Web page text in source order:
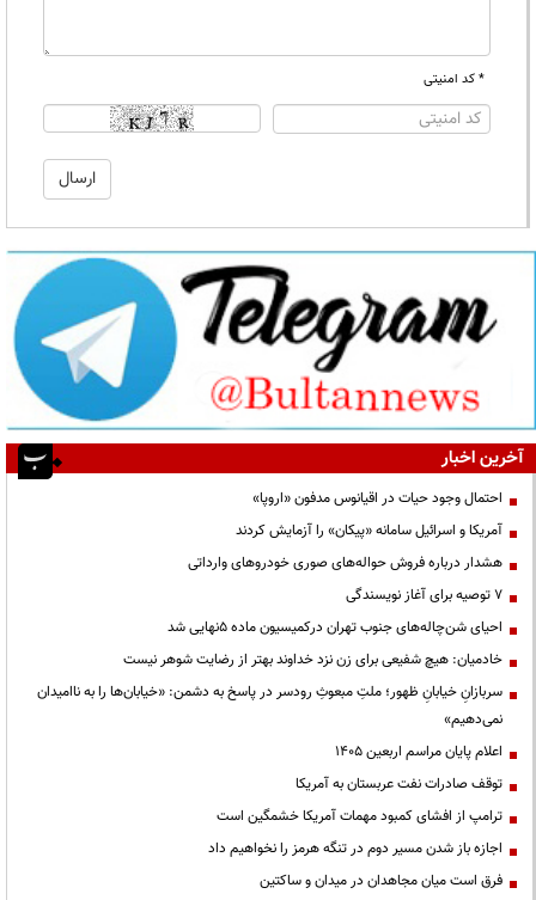
* کد امنیتی
آخرین اخبار
احتمال وجود حیات در اقیانوس مدفون «اروپا»
آمریکا و اسرائیل سامانه «پیکان» را آزمایش کردند
هشدار درباره فروش حواله‌های صوری خودروهای وارداتی
۷ توصیه برای آغاز نویسندگی
احیای شن‌چاله‌های جنوب تهران درکمیسیون ماده ۵نهایی شد
خادمیان: هیچ شفیعی برای زن نزد خداوند بهتر از رضایت شوهر نیست
سربازانِ خیابانِ ظهور؛ ملتِ مبعوثِ رودسر در پاسخ به دشمن: «خیابان‌ها را به ناامیدان
نمی‌دهیم»
اعلام پایان مراسم اربعین ۱۴۰۵
توقف صادرات نفت عربستان به آمریکا
ترامپ از افشای کمبود مهمات آمریکا خشمگین است
اجازه باز شدن مسیر دوم در تنگه هرمز را نخواهیم داد
فرق است میان مجاهدان در میدان و ساکتین